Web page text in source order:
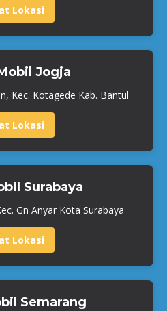
Lokasi
Jogja
Kec. Kotagede Kab. Bantul
Lokasi
Surabaya
Gn Anyar Kota Surabaya
Lokasi
Semarang